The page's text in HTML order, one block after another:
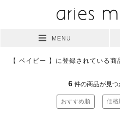
MENU
【 ベイビー 】に登録されている商
6 件の商品が見
おすすめ順 価格